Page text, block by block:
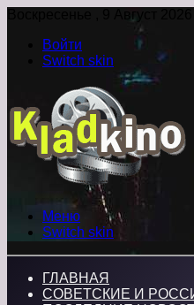
Воскресенье , 9 Август 2026
Войти
Switch skin
Меню
Switch skin
ГЛАВНАЯ
СОВЕТСКИЕ И